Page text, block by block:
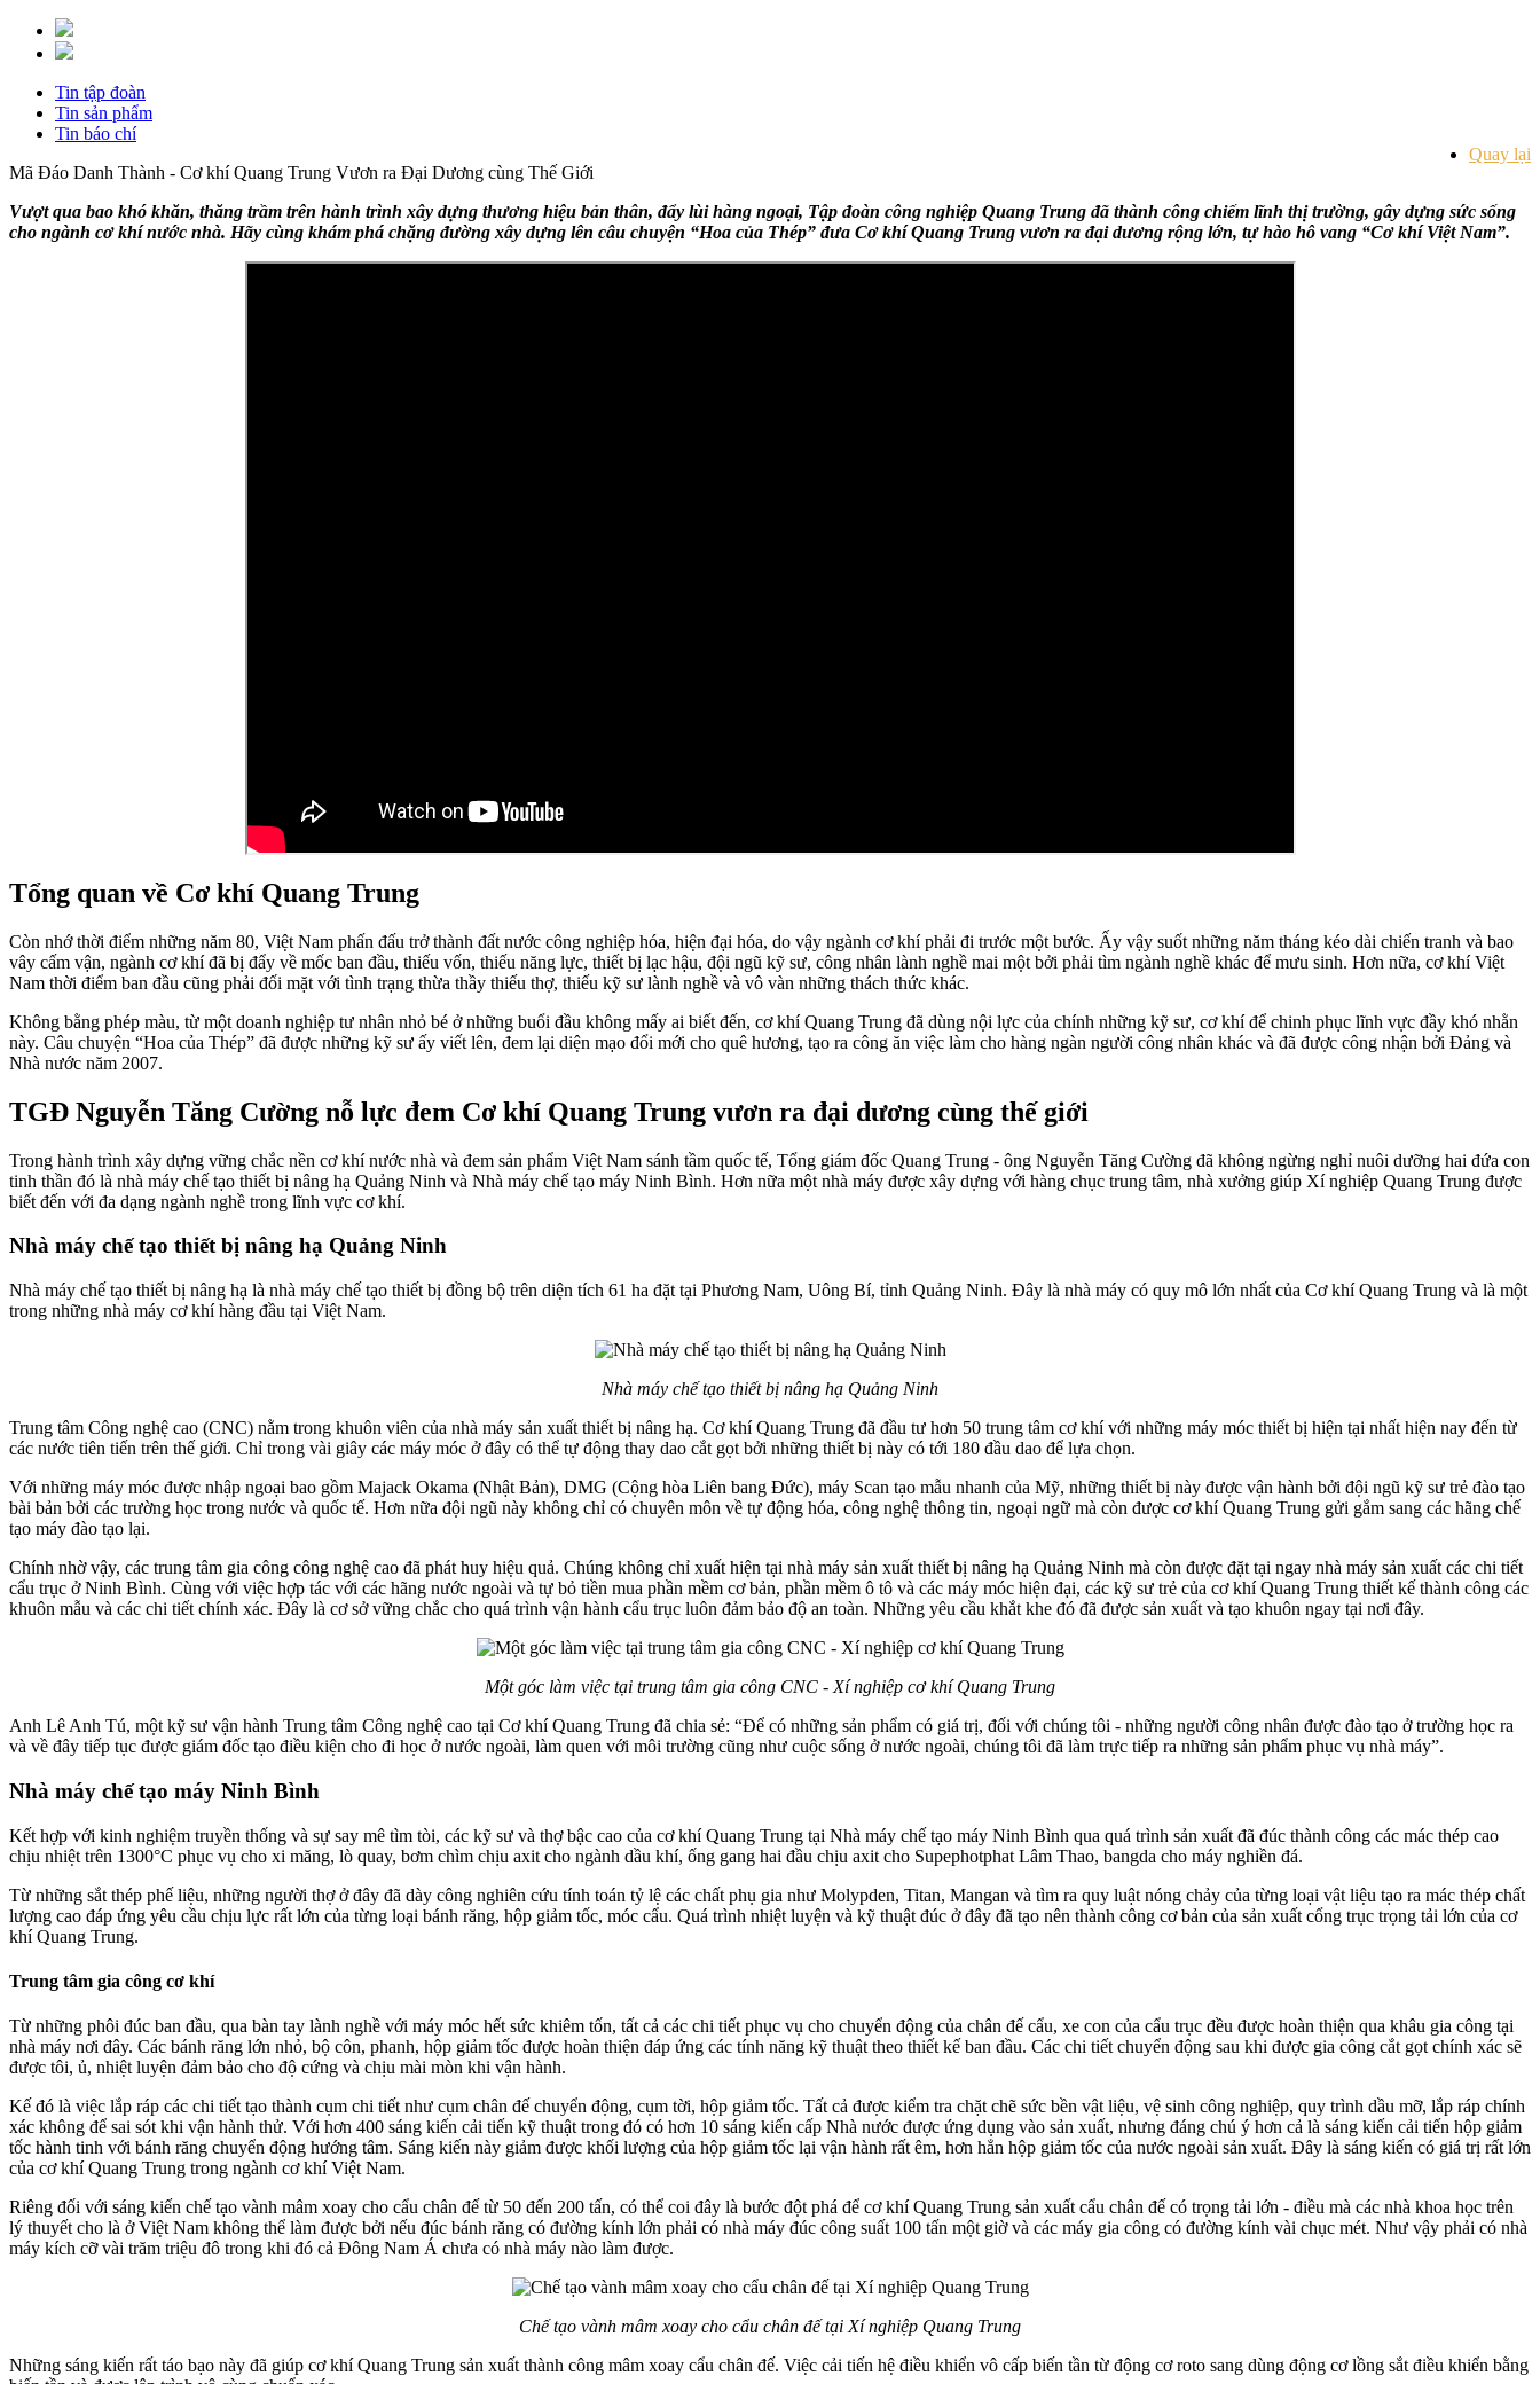
Tin tập đoàn
Tin sản phẩm
Tin báo chí
Quay lại
Mã Đáo Danh Thành - Cơ khí Quang Trung Vươn ra Đại Dương cùng Thế Giới
Vượt qua bao khó khăn, thăng trầm trên hành trình xây dựng thương hiệu bản thân, đẩy lùi hàng ngoại, Tập đoàn công nghiệp Quang Trung đã thành công chiếm lĩnh thị trường, gây dựng sức sống
cho ngành cơ khí nước nhà. Hãy cùng khám phá chặng đường xây dựng lên câu chuyện “Hoa của Thép” đưa Cơ khí Quang Trung vươn ra đại dương rộng lớn, tự hào hô vang “Cơ khí Việt Nam”.
Tổng quan về Cơ khí Quang Trung
Còn nhớ thời điểm những năm 80, Việt Nam phấn đấu trở thành đất nước công nghiệp hóa, hiện đại hóa, do vậy ngành cơ khí phải đi trước một bước. Ấy vậy suốt những năm tháng kéo dài chiến tranh và bao
vây cấm vận, ngành cơ khí đã bị đẩy về mốc ban đầu, thiếu vốn, thiếu năng lực, thiết bị lạc hậu, đội ngũ kỹ sư, công nhân lành nghề mai một bởi phải tìm ngành nghề khác để mưu sinh. Hơn nữa, cơ khí Việt
Nam thời điểm ban đầu cũng phải đối mặt với tình trạng thừa thầy thiếu thợ, thiếu kỹ sư lành nghề và vô vàn những thách thức khác.
Không bằng phép màu, từ một doanh nghiệp tư nhân nhỏ bé ở những buổi đầu không mấy ai biết đến, cơ khí Quang Trung đã dùng nội lực của chính những kỹ sư, cơ khí để chinh phục lĩnh vực đầy khó nhằn
này. Câu chuyện “Hoa của Thép” đã được những kỹ sư ấy viết lên, đem lại diện mạo đổi mới cho quê hương, tạo ra công ăn việc làm cho hàng ngàn người công nhân khác và đã được công nhận bởi Đảng và
Nhà nước năm 2007.
TGĐ Nguyễn Tăng Cường nỗ lực đem Cơ khí Quang Trung vươn ra đại dương cùng thế giới
Trong hành trình xây dựng vững chắc nền cơ khí nước nhà và đem sản phẩm Việt Nam sánh tầm quốc tế, Tổng giám đốc Quang Trung - ông Nguyễn Tăng Cường đã không ngừng nghỉ nuôi dưỡng hai đứa con
tinh thần đó là nhà máy chế tạo thiết bị nâng hạ Quảng Ninh và Nhà máy chế tạo máy Ninh Bình. Hơn nữa một nhà máy được xây dựng với hàng chục trung tâm, nhà xưởng giúp Xí nghiệp Quang Trung được
biết đến với đa dạng ngành nghề trong lĩnh vực cơ khí.
Nhà máy chế tạo thiết bị nâng hạ Quảng Ninh
Nhà máy chế tạo thiết bị nâng hạ là nhà máy chế tạo thiết bị đồng bộ trên diện tích 61 ha đặt tại Phương Nam, Uông Bí, tỉnh Quảng Ninh. Đây là nhà máy có quy mô lớn nhất của Cơ khí Quang Trung và là một
trong những nhà máy cơ khí hàng đầu tại Việt Nam.
Nhà máy chế tạo thiết bị nâng hạ Quảng Ninh
Trung tâm Công nghệ cao (CNC) nằm trong khuôn viên của nhà máy sản xuất thiết bị nâng hạ. Cơ khí Quang Trung đã đầu tư hơn 50 trung tâm cơ khí với những máy móc thiết bị hiện tại nhất hiện nay đến từ
các nước tiên tiến trên thế giới. Chỉ trong vài giây các máy móc ở đây có thể tự động thay dao cắt gọt bởi những thiết bị này có tới 180 đầu dao để lựa chọn.
Với những máy móc được nhập ngoại bao gồm Majack Okama (Nhật Bản), DMG (Cộng hòa Liên bang Đức), máy Scan tạo mẫu nhanh của Mỹ, những thiết bị này được vận hành bởi đội ngũ kỹ sư trẻ đào tạo
bài bản bởi các trường học trong nước và quốc tế. Hơn nữa đội ngũ này không chỉ có chuyên môn về tự động hóa, công nghệ thông tin, ngoại ngữ mà còn được cơ khí Quang Trung gửi gắm sang các hãng chế
tạo máy đào tạo lại.
Chính nhờ vậy, các trung tâm gia công công nghệ cao đã phát huy hiệu quả. Chúng không chỉ xuất hiện tại nhà máy sản xuất thiết bị nâng hạ Quảng Ninh mà còn được đặt tại ngay nhà máy sản xuất các chi tiết
cẩu trục ở Ninh Bình. Cùng với việc hợp tác với các hãng nước ngoài và tự bỏ tiền mua phần mềm cơ bản, phần mềm ô tô và các máy móc hiện đại, các kỹ sư trẻ của cơ khí Quang Trung thiết kế thành công các
khuôn mẫu và các chi tiết chính xác. Đây là cơ sở vững chắc cho quá trình vận hành cẩu trục luôn đảm bảo độ an toàn. Những yêu cầu khắt khe đó đã được sản xuất và tạo khuôn ngay tại nơi đây.
Một góc làm việc tại trung tâm gia công CNC - Xí nghiệp cơ khí Quang Trung
Anh Lê Anh Tú, một kỹ sư vận hành Trung tâm Công nghệ cao tại Cơ khí Quang Trung đã chia sẻ: “Để có những sản phẩm có giá trị, đối với chúng tôi - những người công nhân được đào tạo ở trường học ra
và về đây tiếp tục được giám đốc tạo điều kiện cho đi học ở nước ngoài, làm quen với môi trường cũng như cuộc sống ở nước ngoài, chúng tôi đã làm trực tiếp ra những sản phẩm phục vụ nhà máy”.
Nhà máy chế tạo máy Ninh Bình
Kết hợp với kinh nghiệm truyền thống và sự say mê tìm tòi, các kỹ sư và thợ bậc cao của cơ khí Quang Trung tại Nhà máy chế tạo máy Ninh Bình qua quá trình sản xuất đã đúc thành công các mác thép cao
chịu nhiệt trên 1300°C phục vụ cho xi măng, lò quay, bơm chìm chịu axit cho ngành dầu khí, ống gang hai đầu chịu axit cho Supephotphat Lâm Thao, bangda cho máy nghiền đá.
Từ những sắt thép phế liệu, những người thợ ở đây đã dày công nghiên cứu tính toán tỷ lệ các chất phụ gia như Molypden, Titan, Mangan và tìm ra quy luật nóng chảy của từng loại vật liệu tạo ra mác thép chất
lượng cao đáp ứng yêu cầu chịu lực rất lớn của từng loại bánh răng, hộp giảm tốc, móc cẩu. Quá trình nhiệt luyện và kỹ thuật đúc ở đây đã tạo nên thành công cơ bản của sản xuất cổng trục trọng tải lớn của cơ
khí Quang Trung.
Trung tâm gia công cơ khí
Từ những phôi đúc ban đầu, qua bàn tay lành nghề với máy móc hết sức khiêm tốn, tất cả các chi tiết phục vụ cho chuyển động của chân đế cẩu, xe con của cẩu trục đều được hoàn thiện qua khâu gia công tại
nhà máy nơi đây. Các bánh răng lớn nhỏ, bộ côn, phanh, hộp giảm tốc được hoàn thiện đáp ứng các tính năng kỹ thuật theo thiết kế ban đầu. Các chi tiết chuyển động sau khi được gia công cắt gọt chính xác sẽ
được tôi, ủ, nhiệt luyện đảm bảo cho độ cứng và chịu mài mòn khi vận hành.
Kế đó là việc lắp ráp các chi tiết tạo thành cụm chi tiết như cụm chân đế chuyển động, cụm tời, hộp giảm tốc. Tất cả được kiểm tra chặt chẽ sức bền vật liệu, vệ sinh công nghiệp, quy trình dầu mỡ, lắp ráp chính
xác không để sai sót khi vận hành thử. Với hơn 400 sáng kiến cải tiến kỹ thuật trong đó có hơn 10 sáng kiến cấp Nhà nước được ứng dụng vào sản xuất, nhưng đáng chú ý hơn cả là sáng kiến cải tiến hộp giảm
tốc hành tinh với bánh răng chuyển động hướng tâm. Sáng kiến này giảm được khối lượng của hộp giảm tốc lại vận hành rất êm, hơn hẳn hộp giảm tốc của nước ngoài sản xuất. Đây là sáng kiến có giá trị rất lớn
của cơ khí Quang Trung trong ngành cơ khí Việt Nam.
Riêng đối với sáng kiến chế tạo vành mâm xoay cho cẩu chân đế từ 50 đến 200 tấn, có thể coi đây là bước đột phá để cơ khí Quang Trung sản xuất cẩu chân đế có trọng tải lớn - điều mà các nhà khoa học trên
lý thuyết cho là ở Việt Nam không thể làm được bởi nếu đúc bánh răng có đường kính lớn phải có nhà máy đúc công suất 100 tấn một giờ và các máy gia công có đường kính vài chục mét. Như vậy phải có nhà
máy kích cỡ vài trăm triệu đô trong khi đó cả Đông Nam Á chưa có nhà máy nào làm được.
Chế tạo vành mâm xoay cho cẩu chân đế tại Xí nghiệp Quang Trung
Những sáng kiến rất táo bạo này đã giúp cơ khí Quang Trung sản xuất thành công mâm xoay cẩu chân đế. Việc cải tiến hệ điều khiển vô cấp biến tần từ động cơ roto sang dùng động cơ lồng sắt điều khiển bằng